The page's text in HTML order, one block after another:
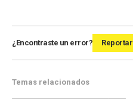
¿Encontraste un error? Reportar
Temas relacionados